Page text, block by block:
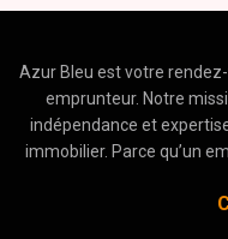
Azur Bleu est votre
emprunteur. Notre
indépendance et
immobilier. Parce qu’un